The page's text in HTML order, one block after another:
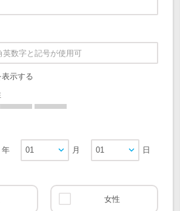
示する
年 01 月 01 日
女性